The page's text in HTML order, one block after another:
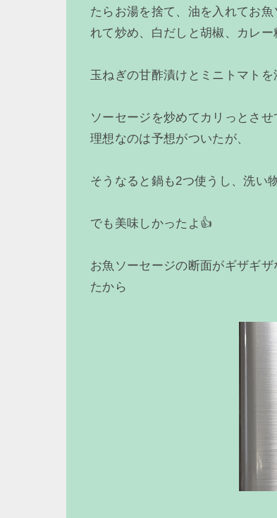
たらお湯を捨て、油を入れてお
れて炒め、白だしと胡椒、カレー
玉ねぎの甘酢漬けとミニトマトを
ソーセージを炒めてカリっとさ
理想なのは予想がついたが、
そうなると鍋も2つ使うし、洗い
でも美味しかったよ👍
お魚ソーセージの断面がギザギ
たから